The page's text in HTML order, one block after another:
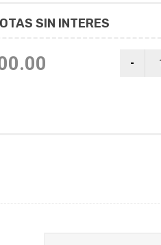
SIN INTERES